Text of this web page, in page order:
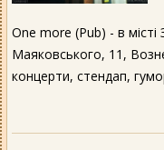
One more (Pub) - в
Маяковського, 11,
концерти, стендап,